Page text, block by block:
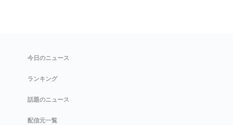
今日のニュース
ランキング
話題のニュース
配信元一覧